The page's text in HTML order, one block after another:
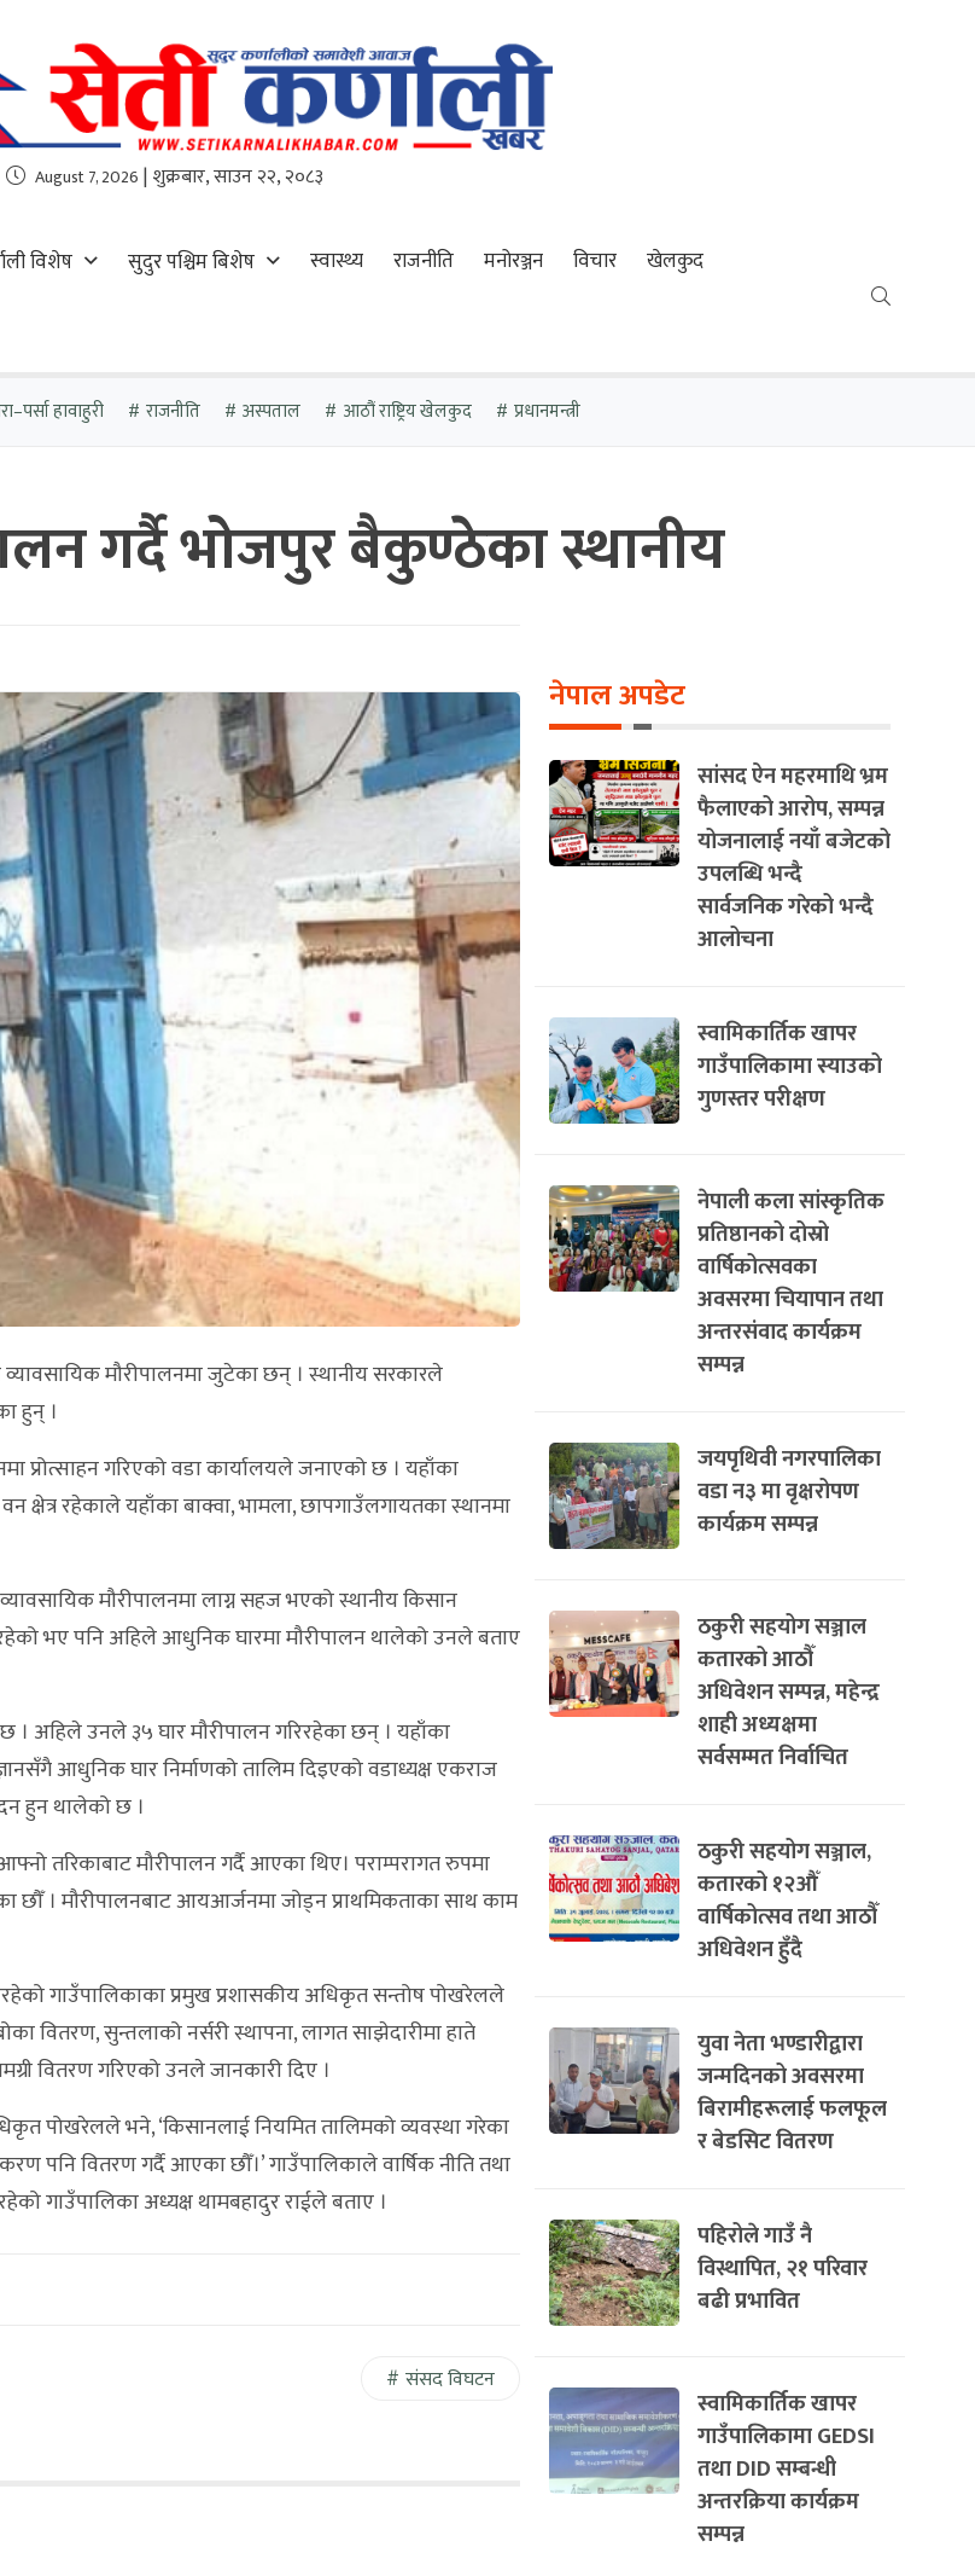
August 7, 2026 | शुक्रबार, साउन २२, २०८३
विशेष सुदुर पश्चिम बिशेष स्वास्थ्य राजनीति मनोरञ्जन विचार खेलकुद
हावाहुरी राजनीति अस्पताल आठौं राष्ट्रिय खेलकुद प्रधानमन्त्री
गर्दै भोजपुर बैकुण्ठेका स्थानीय
मौरीपालनमा जुटेका छन् । स्थानीय सरकारले
हुन् ।
प्रोत्साहन गरिएको वडा कार्यालयले जनाएको छ । यहाँका
रहेकाले यहाँका बाक्वा, भामला, छापगाउँलगायतका स्थानमा
मौरीपालनमा लाग्न सहज भएको स्थानीय किसान
भए पनि अहिले आधुनिक घारमा मौरीपालन थालेको उनले बताए
अहिले उनले ३५ घार मौरीपालन गरिरहेका छन् । यहाँका
आधुनिक घार निर्माणको तालिम दिइएको वडाध्यक्ष एकराज
हुन थालेको छ ।
तरिकाबाट मौरीपालन गर्दै आएका थिए। पराम्परागत रुपमा
छौँ । मौरीपालनबाट आयआर्जनमा जोड्न प्राथमिकताका साथ काम
गाउँपालिकाका प्रमुख प्रशासकीय अधिकृत सन्तोष पोखरेलले
वितरण, सुन्तलाको नर्सरी स्थापना, लागत साझेदारीमा हाते
वितरण गरिएको उनले जानकारी दिए ।
पोखरेलले भने, ‘किसानलाई नियमित तालिमको व्यवस्था गरेका
पनि वितरण गर्दै आएका छौँ।’ गाउँपालिकाले वार्षिक नीति तथा
गाउँपालिका अध्यक्ष थामबहादुर राईले बताए ।
संसद विघटन
नेपाल अपडेट
सांसद ऐन महरमाथि भ्रम
फैलाएको आरोप, सम्पन्न
योजनालाई नयाँ बजेटको
उपलब्धि भन्दै
सार्वजनिक गरेको भन्दै
आलोचना
स्वामिकार्तिक खापर
गाउँपालिकामा स्याउको
गुणस्तर परीक्षण
नेपाली कला सांस्कृतिक
प्रतिष्ठानको दोस्रो
वार्षिकोत्सवका
अवसरमा चियापान तथा
अन्तरसंवाद कार्यक्रम
सम्पन्न
जयपृथिवी नगरपालिका
वडा न३ मा वृक्षरोपण
कार्यक्रम सम्पन्न
ठकुरी सहयोग सञ्जाल
कतारको आठौँ
अधिवेशन सम्पन्न, महेन्द्र
शाही अध्यक्षमा
सर्वसम्मत निर्वाचित
ठकुरी सहयोग सञ्जाल,
कतारको १२औँ
वार्षिकोत्सव तथा आठौँ
अधिवेशन हुँदै
युवा नेता भण्डारीद्वारा
जन्मदिनको अवसरमा
बिरामीहरूलाई फलफूल
र बेडसिट वितरण
पहिरोले गाउँ नै
विस्थापित, २१ परिवार
बढी प्रभावित
स्वामिकार्तिक खापर
गाउँपालिकामा GEDSI
तथा DID सम्बन्धी
अन्तरक्रिया कार्यक्रम
सम्पन्न